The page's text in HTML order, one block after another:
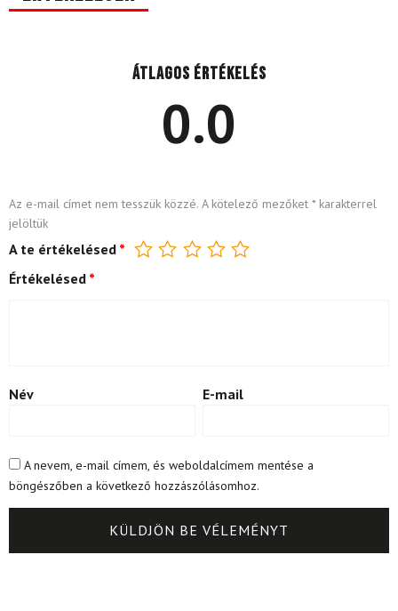
Átlagos értékelés
0.0
Az e-mail címet nem tesszük közzé. A kötelező mezőket *karakterrel
jelöltük
A te értékelésed *
Értékelésed *
Név E-mail
A nevem, e-mail címem, és weboldalcímem mentése a
böngészőben a következő hozzászólásomhoz.